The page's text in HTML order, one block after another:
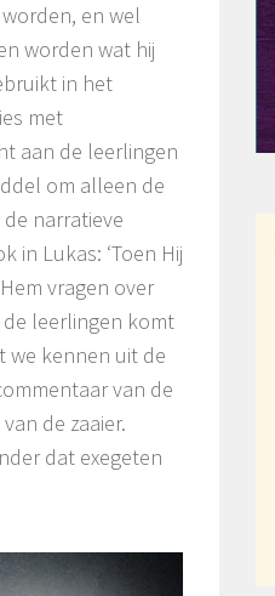
en wel
worden wat hij
in het
met
aan de leerlingen
om alleen de
narratieve
in Lukas: ‘Toen Hij
vragen over
de leerlingen komt
we kennen uit de
van de
de zaaier.
dat exegeten